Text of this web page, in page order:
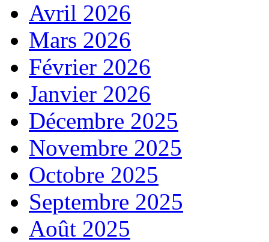
Avril 2026
Mars 2026
Février 2026
Janvier 2026
Décembre 2025
Novembre 2025
Octobre 2025
Septembre 2025
Août 2025